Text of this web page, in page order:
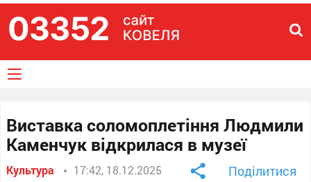
Виставка соломоплетіння Людмили
Каменчук відкрилася в музеї
Культура 17:42, 18.12.2025 Поділитися